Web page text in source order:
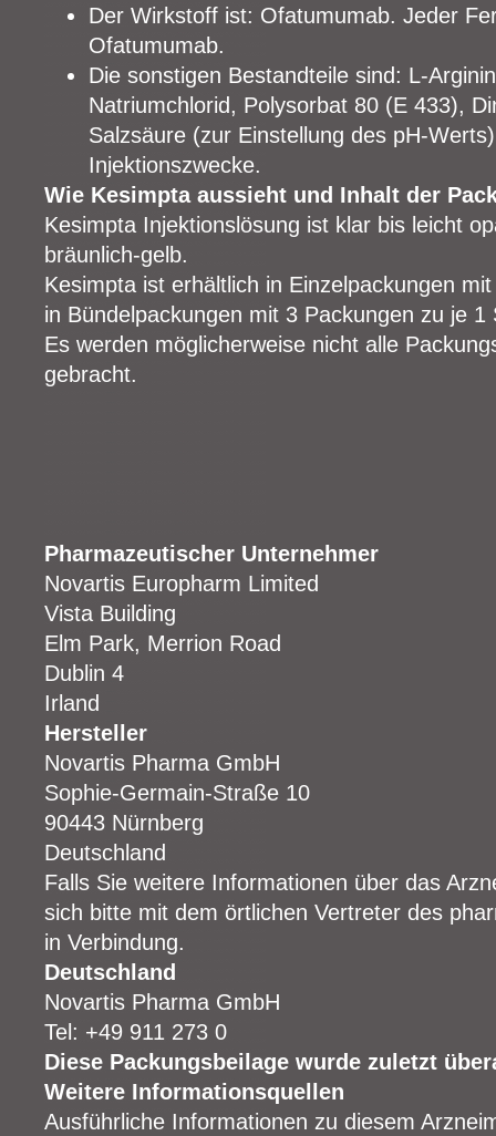
Der Wirkstoff ist: Ofatumumab. Jeder
Ofatumumab.
Die sonstigen Bestandteile sind:
Natriumchlorid, Polysorbat 80 (E 433),
Salzsäure (zur Einstellung des pH-
Injektionszwecke.
Wie Kesimpta aussieht und Inhalt der
Kesimpta Injektionslösung ist klar bis leicht
bräunlich-gelb.
Kesimpta ist erhältlich in Einzelpackungen
in Bündelpackungen mit 3 Packungen zu je
Es werden möglicherweise nicht alle
gebracht.
Pharmazeutischer Unternehmer
Novartis Europharm Limited
Vista Building
Elm Park, Merrion Road
Dublin 4
Irland
Hersteller
Novartis Pharma GmbH
Sophie-Germain-Straße 10
90443 Nürnberg
Deutschland
Falls Sie weitere Informationen über das
sich bitte mit dem örtlichen Vertreter des
in Verbindung.
Deutschland
Novartis Pharma GmbH
Tel: +49 911 273 0
Diese Packungsbeilage wurde zuletzt
Weitere Informationsquellen
Ausführliche Informationen zu diesem